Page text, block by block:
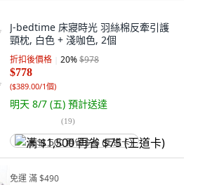
J-bedtime 床寢時光 羽絲棉反牽引護
頸枕, 白色 + 淺咖色, 2個
折扣後價格 20%$978
$778
($389.00/1個)
明天 8/7 (五) 預計送達
(19)
满 $1,500 再省 $75 (王道卡)
免運 滿 $490